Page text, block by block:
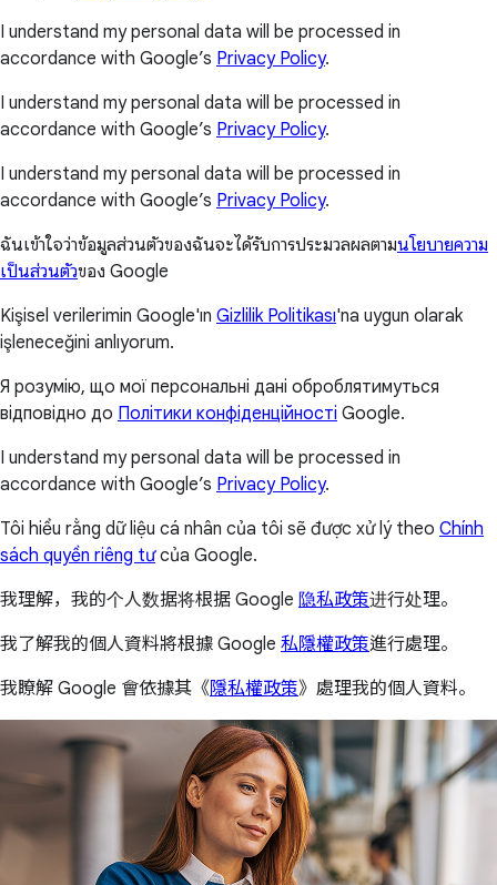
I understand my personal data will be processed in
accordance with Google’s Privacy Policy.
I understand my personal data will be processed in
accordance with Google’s Privacy Policy.
I understand my personal data will be processed in
accordance with Google’s Privacy Policy.
ฉันเข้าใจว่าข้อมูลส่วนตัวของฉันจะได้รับการประมวลผลตามนโยบายความ
เป็นส่วนตัวของ Google
Kişisel verilerimin Google'ın Gizlilik Politikası'na uygun olarak
işleneceğini anlıyorum.
Я розумію, що мої персональні дані оброблятимуться
відповідно до Політики конфіденційності Google.
I understand my personal data will be processed in
accordance with Google’s Privacy Policy.
Tôi hiểu rằng dữ liệu cá nhân của tôi sẽ được xử lý theo Chính
sách quyền riêng tưcủa Google.
我理解，我的个人数据将根据 Google 隐私政策进行处理。
我了解我的個人資料將根據 Google 私隱權政策進行處理。
我瞭解 Google 會依據其《隱私權政策》處理我的個人資料。